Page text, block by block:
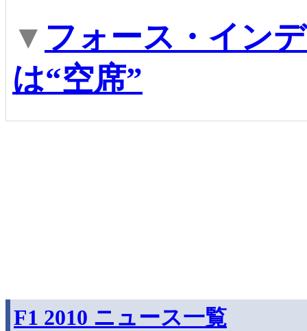
▼ フォース・イン
は“空席”
F1 2010 ニュース一覧